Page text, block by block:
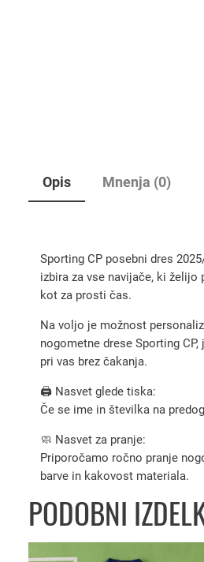
Opis Mnenja (0)
Sporting CP posebni dres
izbira za vse navijače, ki
kot za prosti čas.
Na voljo je možnost
nogometne drese Sporting
pri vas brez čakanja.
🖨️ Nasvet glede tiska:
Če se ime in številka na
🧼 Nasvet za pranje:
Priporočamo ročno pranje
barve in kakovost materiala.
PODOBNI